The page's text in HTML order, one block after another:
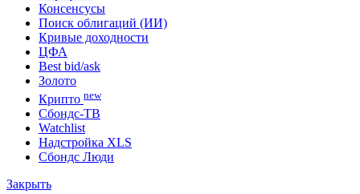
Консенсусы
Поиск облигаций (ИИ)
Кривые доходности
ЦФА
Best bid/ask
Золото
Крипто new
Сбондс-ТВ
Watchlist
Надстройка XLS
Сбондс Люди
Закрыть